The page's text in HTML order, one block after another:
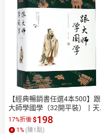
【經典暢銷書任選4本500】跟
大師學國學（32開平裝）丨天
龍圖書簡體字專賣店丨978754
8065937 (tl2605_中智)
17%折後$198
1% (賺1點)